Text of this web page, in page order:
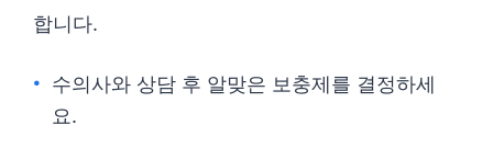
합니다.
수의사와 상담 후 알맞은 보충제를 결정하세
요.